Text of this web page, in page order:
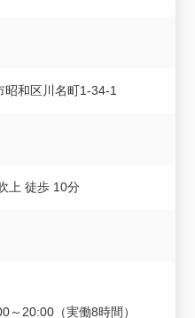
昭和区川名町1-34-1
上 徒歩 10分
20:00（実働8時間）